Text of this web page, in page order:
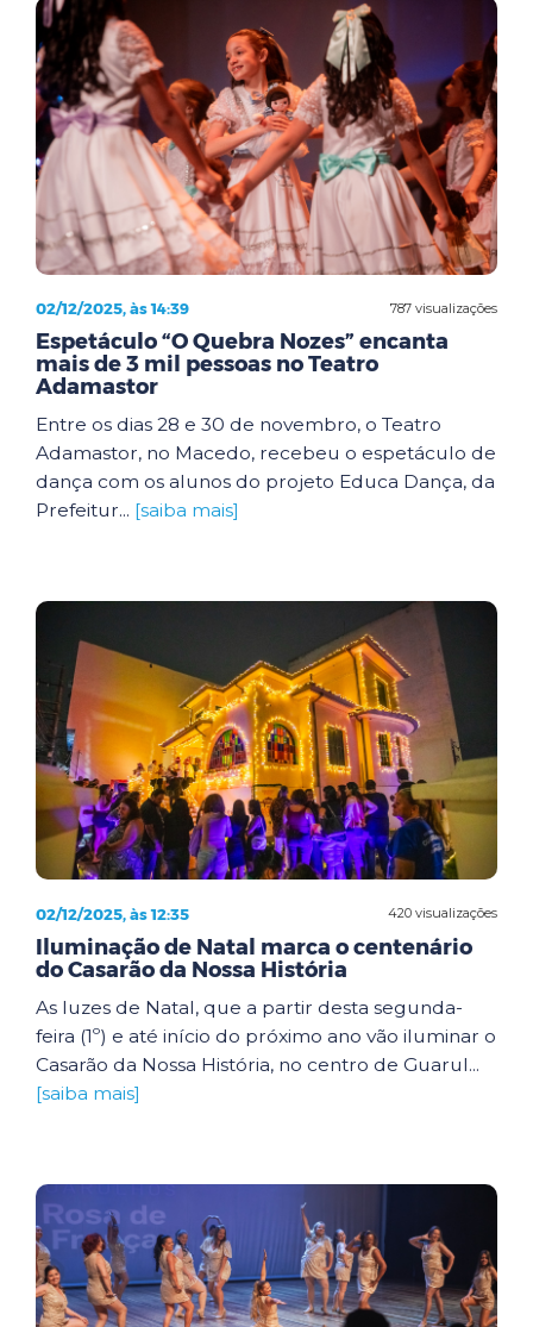
787 visualizações
02/12/2025, às 14:39
Espetáculo “O Quebra Nozes” encanta
mais de 3 mil pessoas no Teatro
Adamastor
Entre os dias 28 e 30 de novembro, o Teatro
Adamastor, no Macedo, recebeu o espetáculo de
dança com os alunos do projeto Educa Dança, da
Prefeitur... [saiba mais]
420 visualizações
02/12/2025, às 12:35
Iluminação de Natal marca o centenário
do Casarão da Nossa História
As luzes de Natal, que a partir desta segunda-
feira (1º) e até início do próximo ano vão iluminar o
Casarão da Nossa História, no centro de Guarul...
[saiba mais]